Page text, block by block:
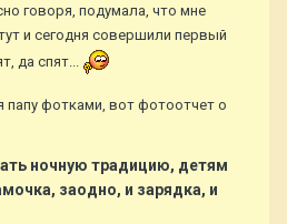
говоря, подумала, что мне
и сегодня совершили первый
да спят...
папу фотками, вот фотоотчет о
ночную традицию, детям
заодно, и зарядка, и